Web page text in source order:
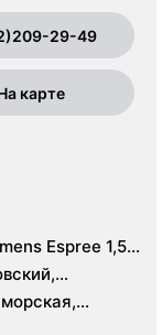
29-49
карте
Espree 1,5